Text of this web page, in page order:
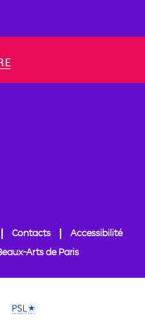
Contacts
Accessibilité
Arts de Paris